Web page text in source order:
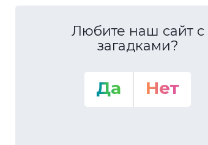
Любите наш сайт с
загадками?
Да Нет